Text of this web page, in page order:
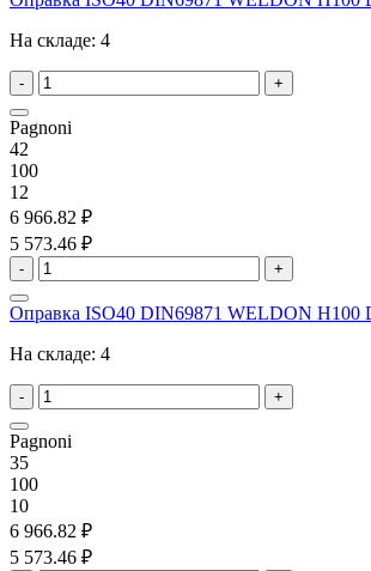
На складе: 4
- +
Pagnoni
42
100
12
6 966.82 ₽
5 573.46 ₽
- +
Оправка ISO40 DIN69871 WELDON H100
На складе: 4
- +
Pagnoni
35
100
10
6 966.82 ₽
5 573.46 ₽